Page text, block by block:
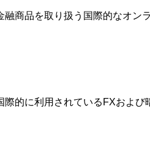
融商品を取り扱う国際的なオ
際的に利用されているFXおよ